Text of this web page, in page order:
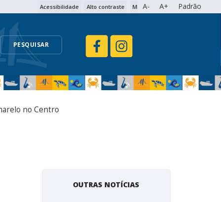
A- A+ Padrão
Acessibilidade Alto contraste Mapa do site
PESQUISAR
no Centro
OUTRAS NOTÍCIAS